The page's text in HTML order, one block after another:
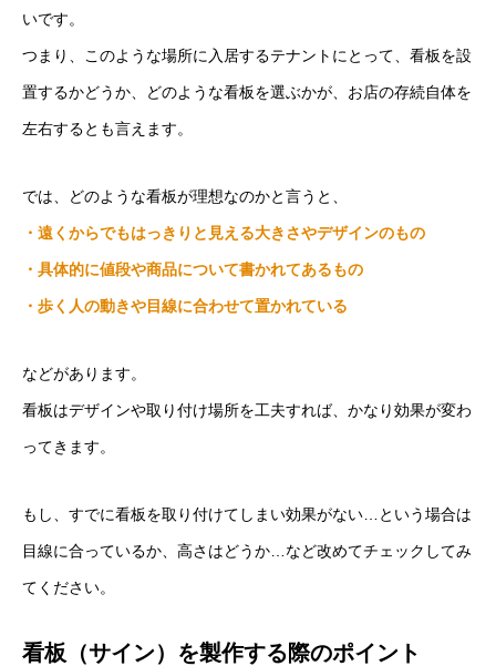
いです。
つまり、このような場所に入居するテナントにとって、看板を設
置するかどうか、どのような看板を選ぶかが、お店の存続自体を
左右するとも言えます。
では、どのような看板が理想なのかと言うと、
・遠くからでもはっきりと見える大きさやデザインのもの
・具体的に値段や商品について書かれてあるもの
・歩く人の動きや目線に合わせて置かれている
などがあります。
看板はデザインや取り付け場所を工夫すれば、かなり効果が変わ
ってきます。
もし、すでに看板を取り付けてしまい効果がない…という場合は
目線に合っているか、高さはどうか…など改めてチェックしてみ
てください。
看板（サイン）を製作する際のポイント